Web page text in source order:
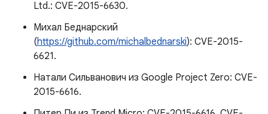
Ltd.: CVE-2015-6630.
Михал Беднарский
(https://github.com/michalbednarski): CVE-2015-
6621.
Натали Сильванович из Google Project Zero: CVE-
2015-6616.